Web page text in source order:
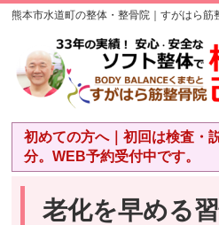
熊本市水道町の整体・整骨院｜すがはら筋
初めての方へ｜初回は検査・
分。WEB予約受付中です。
老化を早める